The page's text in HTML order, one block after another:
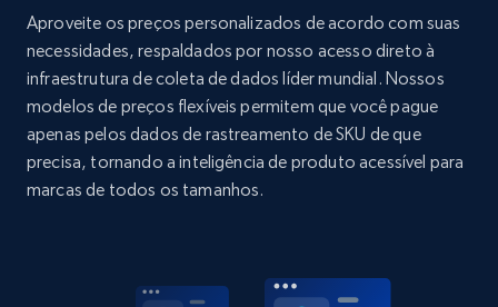
URL, Domain, Country code, Model number,
Sku, Product id, Product name, Manufacturer,
and more.
2.1K+ 353+ Comece agora
URL, Domain, Country code, Model number,
Aproveite os preços personalizados de acordo com suas
necessidades, respaldados por nosso acesso direto à
infraestrutura de coleta de dados líder mundial. Nossos
modelos de preços flexíveis permitem que você pague
apenas pelos dados de rastreamento de SKU de que
precisa, tornando a inteligência de produto acessível para
marcas de todos os tamanhos.